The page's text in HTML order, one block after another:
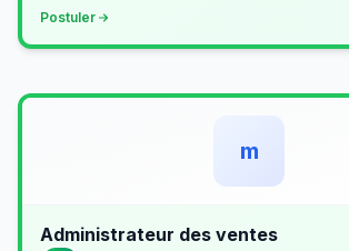
Postuler
m
Administrateur des ventes